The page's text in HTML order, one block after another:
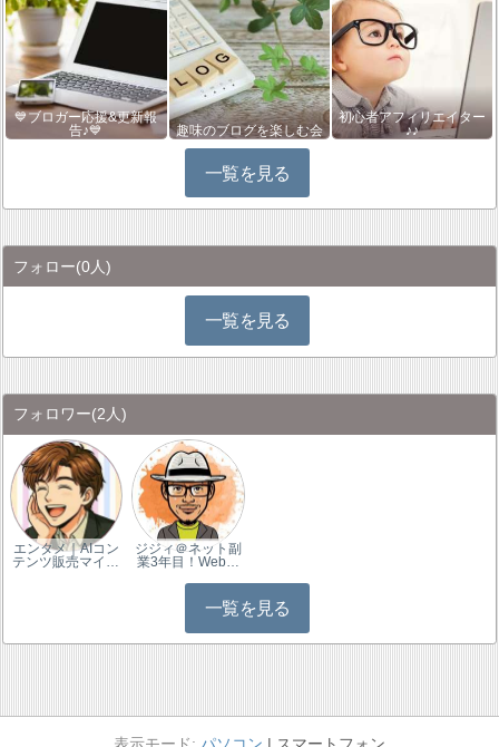
💙ブロガー応援&更新報
告♪💙
趣味のブログを楽しむ会
初心者アフィリエイター
♪♪
一覧を見る
フォロー(0人)
一覧を見る
フォロワー(2人)
エンタメ｜AIコン
テンツ販売マイ…
ジジィ＠ネット副
業3年目！Web…
一覧を見る